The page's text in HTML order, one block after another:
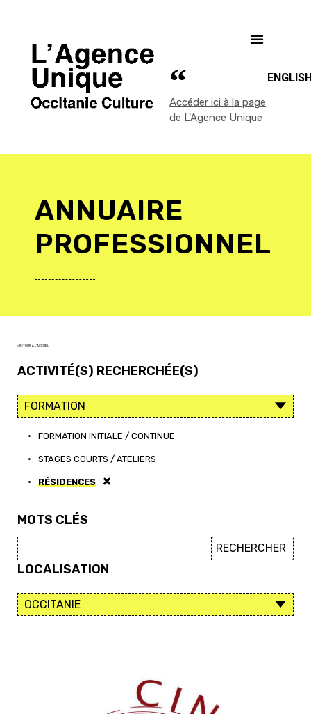
Accéder ici à la page
de L'Agence Unique
ANNUAIRE
PROFESSIONNEL
< RETOUR À L'ACCUEIL
ACTIVITÉ(S) RECHERCHÉE(S)
• FORMATION INITIALE / CONTINUE
• STAGES COURTS / ATELIERS
• RÉSIDENCES
MOTS CLÉS
LOCALISATION